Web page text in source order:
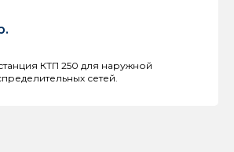
КТП 250 для наружной
сетей.